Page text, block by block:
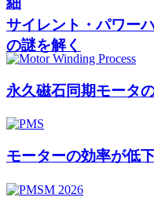
サイレント・パワー
の謎を解く
永久磁石同期モータ
モーターの効率が低